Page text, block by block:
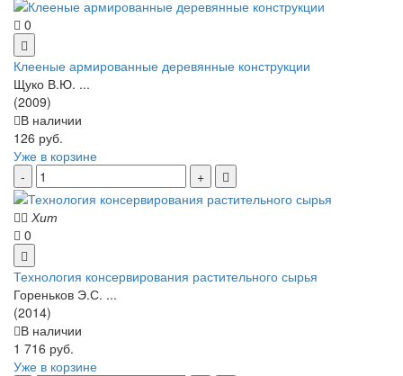
0
Клееные армированные деревянные конструкции
Щуко В.Ю. ...
(2009)
В наличии
126 руб.
Уже в корзине
Хит
0
Технология консервирования растительного сырья
Гореньков Э.С. ...
(2014)
В наличии
1 716 руб.
Уже в корзине